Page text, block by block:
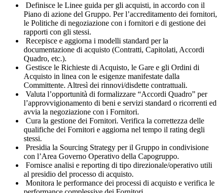
Definisce le Linee guida per gli acquisti, in accordo con il
Piano di azione del Gruppo. Per l’accreditamento dei fornitori,
le Politiche di negoziazione con i fornitori e di gestione dei
rapporti con gli stessi.
Recepisce e aggiorna i modelli standard per la
documentazione di acquisto (Contratti, Capitolati, Accordi
Quadro, etc.).
Gestisce le Richieste di Acquisto, le Gare e gli Ordini di
Acquisto in linea con le esigenze manifestate dalla
Committente. Altresì dei rinnovi/disdette contrattuali.
Valuta l’opportunità di formalizzare “Accordi Quadro” per
l’approvvigionamento di beni e servizi standard o ricorrenti ed
avvia la negoziazione con i Fornitori.
Cura la gestione dei Fornitori. Verifica la correttezza delle
qualifiche dei Fornitori e aggiorna nel tempo il rating degli
stessi.
Presidia la Sourcing Strategy per il Gruppo in condivisione
con l’Area Governo Operativo della Capogruppo.
Fornisce analisi e reporting di tipo direzionale/operativo utili
al presidio del processo di acquisto.
Monitora le performance dei processi di acquisto e verifica le